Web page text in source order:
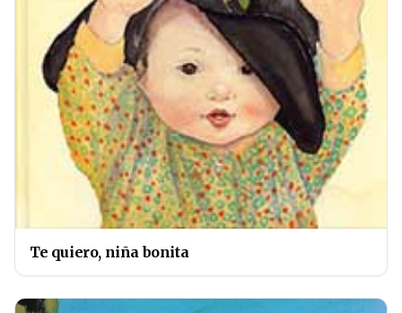
Te quiero, niña bonita